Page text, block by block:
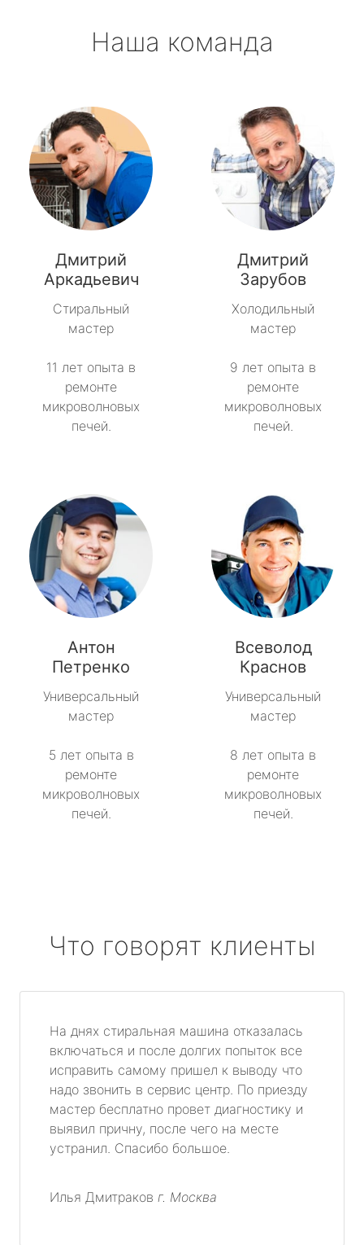
Наша команда
Дмитрий
Аркадьевич
Стиральный
мастер
11 лет опыта в
ремонте
микроволновых
печей.
Дмитрий
Зарубов
Холодильный
мастер
9 лет опыта в
ремонте
микроволновых
печей.
Антон
Петренко
Универсальный
мастер
5 лет опыта в
ремонте
микроволновых
печей.
Всеволод
Краснов
Универсальный
мастер
8 лет опыта в
ремонте
микроволновых
печей.
Что говорят клиенты
На днях стиральная машина отказалась
включаться и после долгих попыток все
исправить самому пришел к выводу что
надо звонить в сервис центр. По приезду
мастер бесплатно провет диагностику и
выявил причну, после чего на месте
устранил. Спасибо большое.
Илья Дмитраков г. Москва